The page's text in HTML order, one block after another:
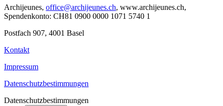
Archijeunes, office@archijeunes.ch, www.archijeunes.ch,
Spendenkonto: CH81 0900 0000 1071 5740 1
Postfach 907, 4001 Basel
Kontakt
Impressum
Datenschutzbestimmungen
Datenschutzbestimmungen